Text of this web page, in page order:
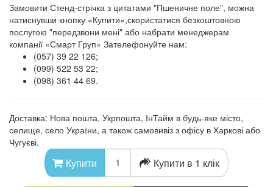
Замовити Стенд-стрічка з цитатами "Пшеничне поле", можна
натиснувши кнопку «Купити»,скористатися безкоштовною
послугою "передзвони мені" або набрати менеджерам
компанії «Смарт Груп» Зателефонуйте нам:
(057) 39 22 126;
(099) 522 53 22;
(098) 361 44 69.
Доставка: Нова пошта, Укрпошта, ІнТайм в будь-яке місто,
селище, село України, а також самовивіз з офісу в Харкові або
Чугуєві.
Купити Купити в 1 клік